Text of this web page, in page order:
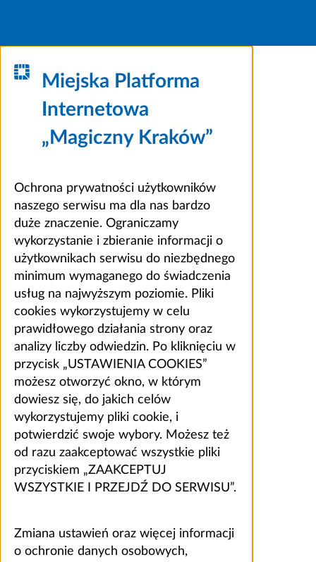
Miejska Platforma
Internetowa
„Magiczny Kraków”
Ochrona prywatności użytkowników
naszego serwisu ma dla nas bardzo
duże znaczenie. Ograniczamy
wykorzystanie i zbieranie informacji o
użytkownikach serwisu do niezbędnego
minimum wymaganego do świadczenia
usług na najwyższym poziomie. Pliki
cookies wykorzystujemy w celu
prawidłowego działania strony oraz
analizy liczby odwiedzin. Po kliknięciu w
przycisk „USTAWIENIA COOKIES”
możesz otworzyć okno, w którym
dowiesz się, do jakich celów
wykorzystujemy pliki cookie, i
potwierdzić swoje wybory. Możesz też
od razu zaakceptować wszystkie pliki
przyciskiem „ZAAKCEPTUJ
WSZYSTKIE I PRZEJDŹ DO SERWISU”.
Zmiana ustawień oraz więcej informacji
o ochronie danych osobowych,